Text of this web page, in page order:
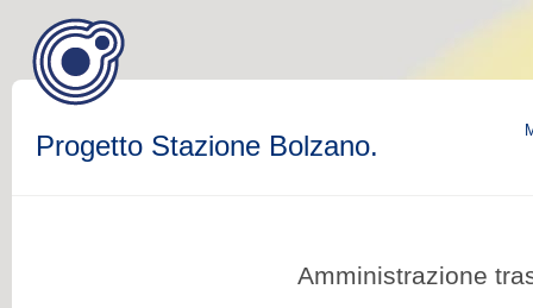
Progetto Stazione Bolzano.
Amministrazione